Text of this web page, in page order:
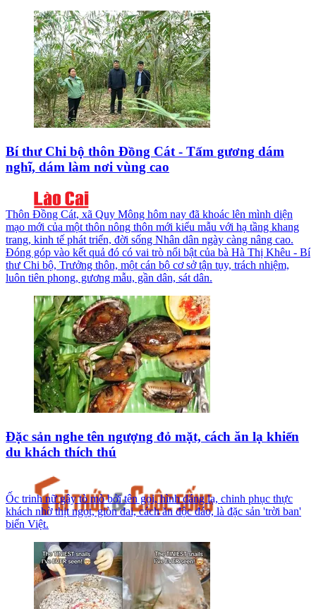
Bí thư Chi bộ thôn Đồng Cát - Tấm gương dám
nghĩ, dám làm nơi vùng cao
Thôn Đồng Cát, xã Quy Mông hôm nay đã khoác lên mình diện
mạo mới của một thôn nông thôn mới kiểu mẫu với hạ tầng khang
trang, kinh tế phát triển, đời sống Nhân dân ngày càng nâng cao.
Đóng góp vào kết quả đó có vai trò nổi bật của bà Hà Thị Khêu - Bí
thư Chi bộ, Trưởng thôn, một cán bộ cơ sở tận tụy, trách nhiệm,
luôn tiên phong, gương mẫu, gần dân, sát dân.
Đặc sản nghe tên ngượng đỏ mặt, cách ăn lạ khiến
du khách thích thú
Ốc trinh nữ gây tò mò bởi tên gọi, hình dáng lạ, chinh phục thực
khách nhờ thịt ngọt, giòn dai, cách ăn độc đáo, là đặc sản 'trời ban'
biển Việt.